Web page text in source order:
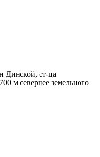
Динской, ст-ца
м севернее земельного